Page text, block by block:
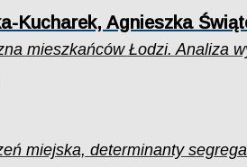
Kucharek, Agnieszka
mieszkańców Łodzi. Analiza
miejska, determinanty